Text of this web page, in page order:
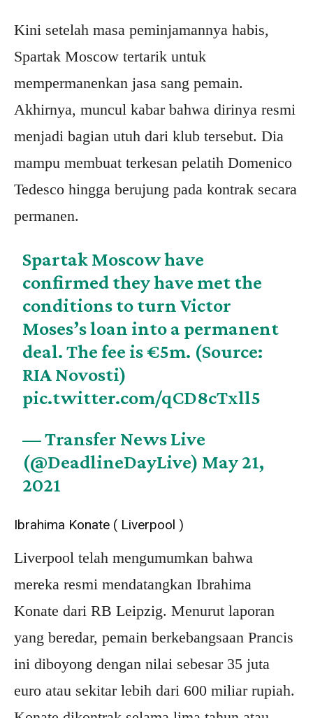
Kini setelah masa peminjamannya habis,
Spartak Moscow tertarik untuk
mempermanenkan jasa sang pemain.
Akhirnya, muncul kabar bahwa dirinya resmi
menjadi bagian utuh dari klub tersebut. Dia
mampu membuat terkesan pelatih Domenico
Tedesco hingga berujung pada kontrak secara
permanen.
Spartak Moscow have
confirmed they have met the
conditions to turn Victor
Moses’s loan into a permanent
deal. The fee is €5m. (Source:
RIA Novosti)
pic.twitter.com/qCD8cTxll5
— Transfer News Live
(@DeadlineDayLive) May 21,
2021
Ibrahima Konate ( Liverpool )
Liverpool telah mengumumkan bahwa
mereka resmi mendatangkan Ibrahima
Konate dari RB Leipzig. Menurut laporan
yang beredar, pemain berkebangsaan Prancis
ini diboyong dengan nilai sebesar 35 juta
euro atau sekitar lebih dari 600 miliar rupiah.